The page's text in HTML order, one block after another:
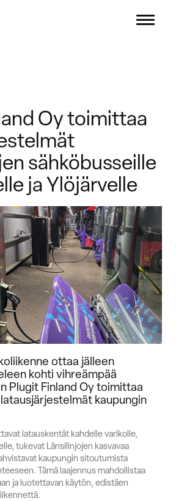
Menu
Myynti
Oy toimittaa
sähköbusseille
ja Ylöjärvelle
ottaa jälleen
kohti vihreämpää
Plugit Finland Oy toimittaa
kaupungin
latauskentät kahdelle varikolle,
tukevat Länsilinjojen kasvavaa
kaupungin sitoutumista
Tämä laajennus mahdollistaa
ja luotettavan käytön, edistäen